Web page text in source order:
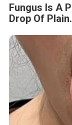
Fungus Is A
Drop Of